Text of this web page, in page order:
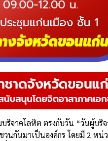
ริจาคโลหิต ตรงกับวัน “วันผู้บ
นกันมาเป็นองค์กร โดยมี 2 หน่